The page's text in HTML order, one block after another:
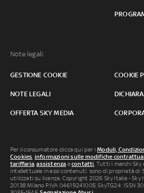
Note legali:
GESTIONE COOKIE COOKIE
NOTE LEGALI
OFFERTA SKY MEDIA
Per il consumatore clicca qui per iModuli,
Cookies, informazioni sulle modifiche
tariffaria,assistenza econtatti. Tutti i marchi
intellettuale in essi contenuti, sono di proprietà di
utilizzati su licenza. Copyright 2026 Sky Italia - Sky
20138 Milano P.IVA 04619241005. SkyTG24: ISSN